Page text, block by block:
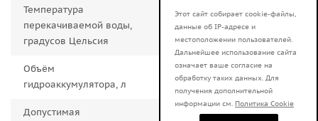
Температура
перекачиваемой воды,
градусов Цельсия
от +1 до +35
Объём
гидроаккумулятора, л
2.0000
Допустимая
Этот сайт собирает cookie-файлы,
данные об IP-адресе и
местоположении пользователей.
Дальнейшее использование сайта
означает ваше согласие на
обработку таких данных. Для
получения дополнительной
информации см. Политика Cookie